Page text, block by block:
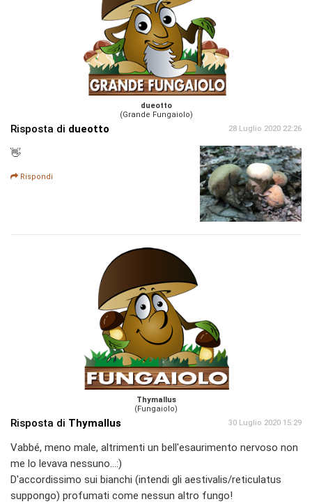
dueotto
(Grande Fungaiolo)
Risposta di dueotto 28 Luglio 2020 22:26
👋
Rispondi
Thymallus
(Fungaiolo)
Risposta di Thymallus 30 Luglio 2020 15:29
Vabbé, meno male, altrimenti un bell'esaurimento nervoso non
me lo levava nessuno...:)
D'accordissimo sui bianchi (intendi gli aestivalis/reticulatus
suppongo) profumati come nessun altro fungo!